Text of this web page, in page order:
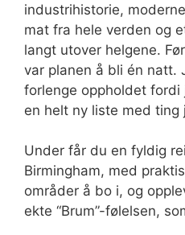
industrihistorie,
mat fra hele verden og
langt utover helgene.
var planen å bli én natt.
forlenge oppholdet
en helt ny liste med ting
Under får du en fyldig
Birmingham, med
områder å bo i, og
ekte “Brum”-følelsen,